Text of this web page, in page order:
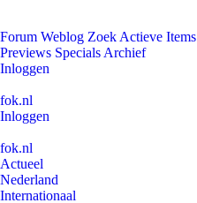
Forum Weblog Zoek Actieve Items
Previews Specials Archief
Inloggen
fok.nl
Inloggen
fok.nl
Actueel
Nederland
Internationaal